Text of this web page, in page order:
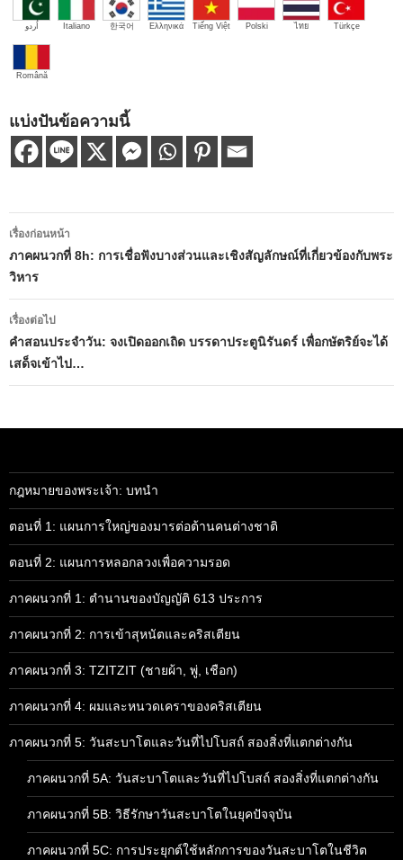
اُردو Italiano 한국어 Ελληνικά Tiếng Việt Polski ไทย Türkçe
Română
แบ่งปันข้อความนี้
เมนู
นำทาง
เรื่อง
เรื่องก่อนหน้า
ภาคผนวกที่ 8h: การเชื่อฟังบางส่วนและเชิงสัญลักษณ์ที่เกี่ยวข้องกับพระ
วิหาร
เรื่องต่อไป
คำสอนประจำวัน: จงเปิดออกเถิด บรรดาประตูนิรันดร์ เพื่อกษัตริย์จะได้
เสด็จเข้าไป…
กฎหมายของพระเจ้า: บทนำ
ตอนที่ 1: แผนการใหญ่ของมารต่อต้านคนต่างชาติ
ตอนที่ 2: แผนการหลอกลวงเพื่อความรอด
ภาคผนวกที่ 1: ตำนานของบัญญัติ 613 ประการ
ภาคผนวกที่ 2: การเข้าสุหนัตและคริสเตียน
ภาคผนวกที่ 3: TZITZIT (ชายผ้า, พู่, เชือก)
ภาคผนวกที่ 4: ผมและหนวดเคราของคริสเตียน
ภาคผนวกที่ 5: วันสะบาโตและวันที่ไปโบสถ์ สองสิ่งที่แตกต่างกัน
ภาคผนวกที่ 5A: วันสะบาโตและวันที่ไปโบสถ์ สองสิ่งที่แตกต่างกัน
ภาคผนวกที่ 5B: วิธีรักษาวันสะบาโตในยุคปัจจุบัน
ภาคผนวกที่ 5C: การประยุกต์ใช้หลักการของวันสะบาโตในชีวิต